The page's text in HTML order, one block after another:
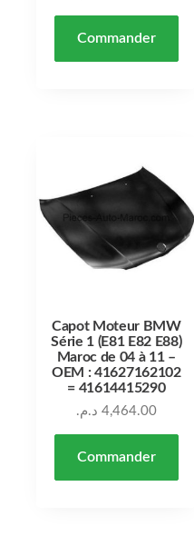
Commander
Capot Moteur BMW
Série 1 (E81 E82 E88)
Maroc de 04 à 11 –
OEM : 41627162102
= 41614415290
4,464.00 د.م.
Commander